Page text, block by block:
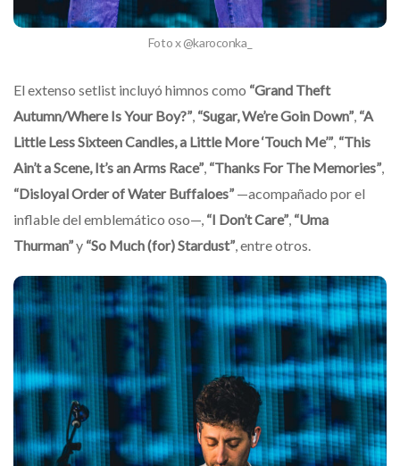
Foto x @karoconka_
El extenso setlist incluyó himnos como “Grand Theft
Autumn/Where Is Your Boy?”, “Sugar, We’re Goin Down”, “A
Little Less Sixteen Candles, a Little More ‘Touch Me’”, “This
Ain’t a Scene, It’s an Arms Race”, “Thanks For The Memories”,
“Disloyal Order of Water Buffaloes” —acompañado por el
inflable del emblemático oso—, “I Don’t Care”, “Uma
Thurman”y “So Much (for) Stardust”, entre otros.